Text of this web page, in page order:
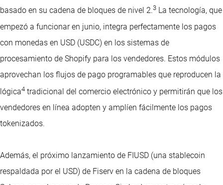
basado en su cadena de bloques de nivel 2.3 La tecnología, que
empezó a funcionar en junio, integra perfectamente los pagos
con monedas en USD (USDC) en los sistemas de
procesamiento de Shopify para los vendedores. Estos módulos
aprovechan los flujos de pago programables que reproducen la
lógica4 tradicional del comercio electrónico y permitirán que los
vendedores en línea adopten y amplíen fácilmente los pagos
tokenizados.
Además, el próximo lanzamiento de FIUSD (una stablecoin
respaldada por el USD) de Fiserv en la cadena de bloques